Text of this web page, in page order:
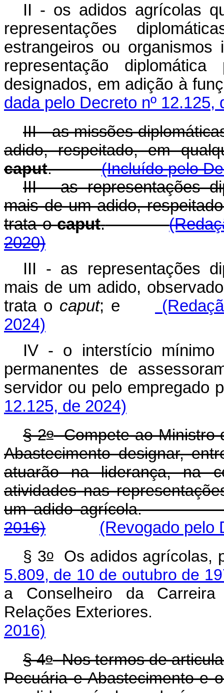
II - os adidos agrícolas
representações
estrangeiros ou
representação
designados, em adição à
dada pelo Decreto nº 12.125,
III - as missões
adido, respeitado, em
caput.(Incluído pelo
III - as representações
mais de um adido,
trata ocaput.
2020)
III - as representações
mais de um adido,
trata o caput; e
2024)
IV - o interstício mínimo
permanentes de
servidor ou pelo
12.125, de 2024)
§ 2oCompete ao Ministro
Abastecimento designar,
atuarão na liderança, na
atividades nas
um adido
2016)
(Revogado pelo
§ 3oOs adidos agrícolas,
5.809, de 10 de outubro de
a Conselheiro da
Relações
2016)
§ 4oNos termos de
Pecuária e Abastecimento e